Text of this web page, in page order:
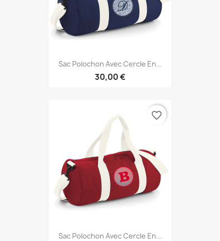
Sac Polochon Avec Cercle En...
30,00 €
Sac Polochon Avec Cercle En...
favorite_border